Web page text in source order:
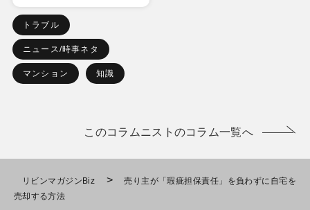
トラブル
ニュース/時事ネタ
マンション 知識
このコラムニストのコラム一覧へ
リビンマガジンBiz >
売り主が「瑕疵担保責任」を負わずに自宅を
売却する方法